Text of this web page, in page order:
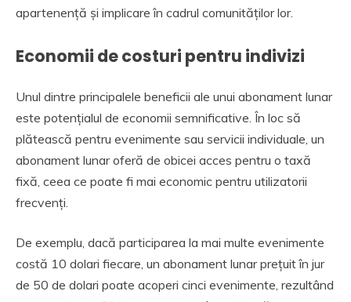
apartenență și implicare în cadrul comunităților lor.
Economii de costuri pentru indivizi
Unul dintre principalele beneficii ale unui abonament lunar
este potențialul de economii semnificative. În loc să
plătească pentru evenimente sau servicii individuale, un
abonament lunar oferă de obicei acces pentru o taxă
fixă, ceea ce poate fi mai economic pentru utilizatorii
frecvenți.
De exemplu, dacă participarea la mai multe evenimente
costă 10 dolari fiecare, un abonament lunar prețuit în jur
de 50 de dolari poate acoperi cinci evenimente, rezultând